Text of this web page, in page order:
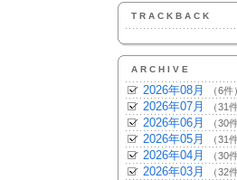
TRACKBACK
ARCHIVE
2026年08月 （6件）
2026年07月 （31
2026年06月 （30
2026年05月 （31
2026年04月 （30
2026年03月 （32